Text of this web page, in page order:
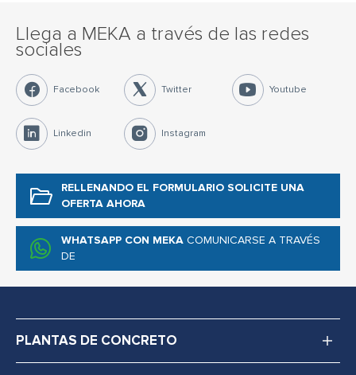
Llega a MEKA a través de las redes
sociales
Facebook Twitter Youtube
Linkedin Instagram
RELLENANDO EL FORMULARIO SOLICITE UNA
OFERTA AHORA
WHATSAPP CON MEKA COMUNICARSE A TRAVÉS
DE
PLANTAS DE CONCRETO